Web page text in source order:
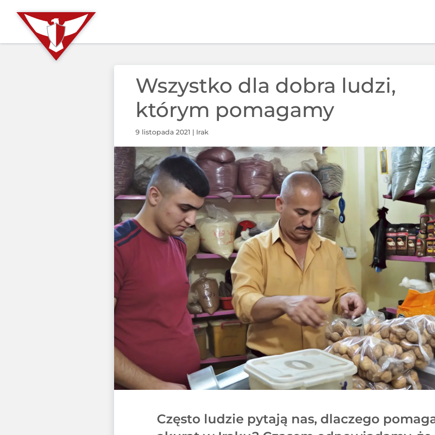
Wszystko dla dobra ludzi,
którym pomagamy
9 listopada 2021 | Irak
Często ludzie pytają nas, dlaczego